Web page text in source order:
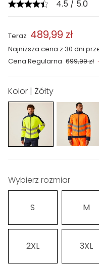
4.5 / 5.0
Cena Regularna 699,99 zł
Najniższa cena z 30 dni
Teraz 489,99 zł
Kolor | Żółty
Wybierz rozmiar
S M
2XL 3XL